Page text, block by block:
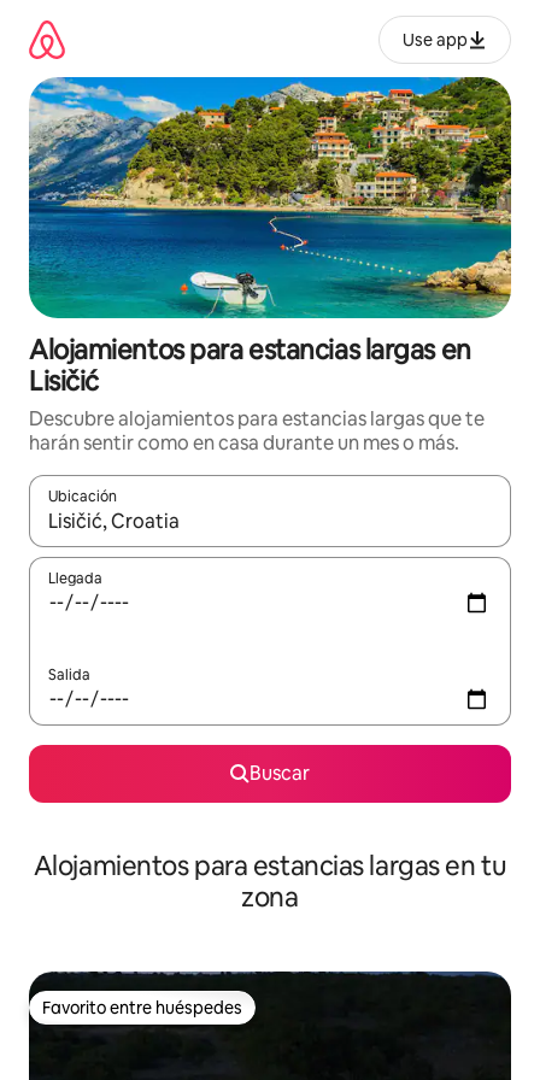
contenido
Use app
Alojamientos para estancias largas en
Lisičić
Descubre alojamientos para estancias largas que te
harán sentir como en casa durante un mes o más.
Ubicación
Cuando los resultados estén disponibles, podrás navegar
Llegada
Salida
Buscar
Alojamientos para estancias largas en tu
zona
Favorito entre huéspedes
Favorito entre huéspedes